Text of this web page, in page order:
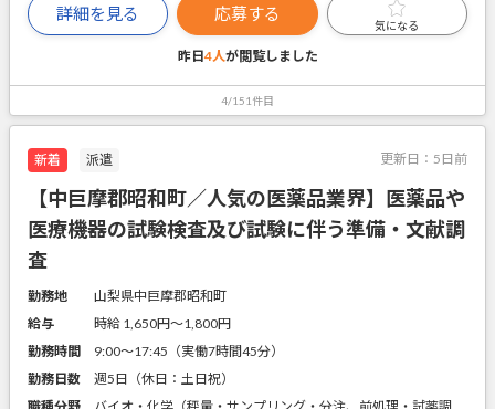
詳細を見る 応募する
気になる
昨日4人が閲覧しました
4/151件目
新着 派遣 更新日： 5日前
【中巨摩郡昭和町／人気の医薬品業界】医薬品や
医療機器の試験検査及び試験に伴う準備・文献調
査
勤務地
山梨県中巨摩郡昭和町
給与
時給 1,650円〜1,800円
勤務時間
9:00～17:45（実働7時間45分）
勤務日数
週5日（休日：土日祝）